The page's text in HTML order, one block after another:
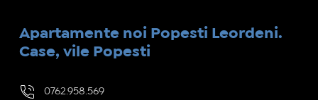
Apartamente noi Popesti Leordeni.
Case, vile Popesti
0762.958.569